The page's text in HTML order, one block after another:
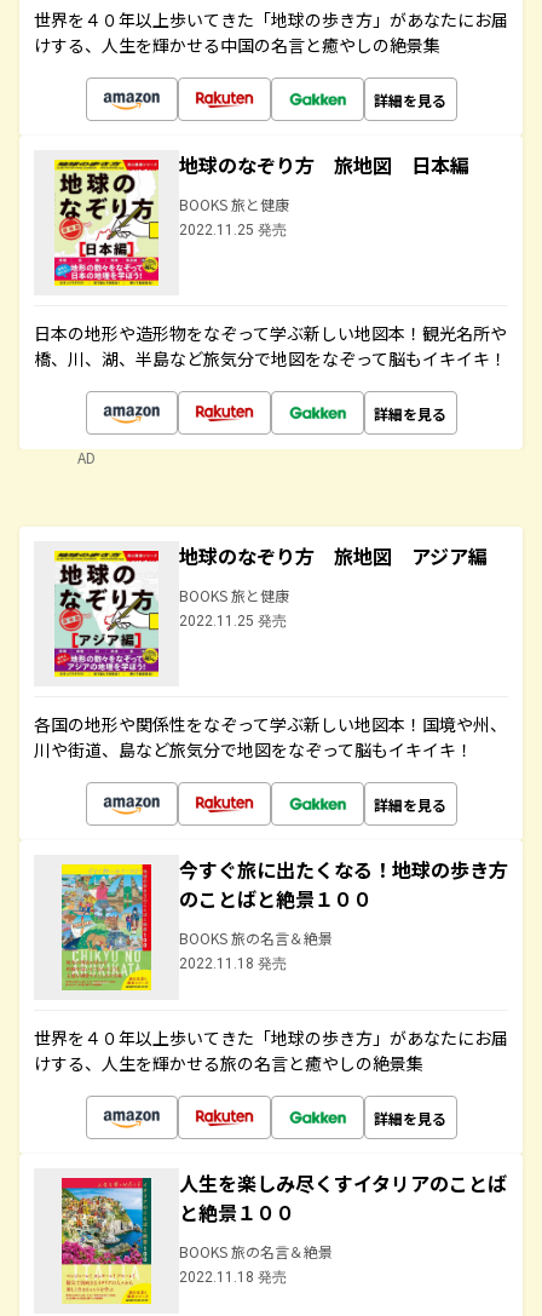
世界を４０年以上歩いてきた「地球の歩き方」があなたにお届
けする、人生を輝かせる中国の名言と癒やしの絶景集
詳細を見る
地球のなぞり方 旅地図 日本編
BOOKS 旅と健康
2022.11.25 発売
日本の地形や造形物をなぞって学ぶ新しい地図本！観光名所や
橋、川、湖、半島など旅気分で地図をなぞって脳もイキイキ！
詳細を見る
AD
地球のなぞり方 旅地図 アジア編
BOOKS 旅と健康
2022.11.25 発売
各国の地形や関係性をなぞって学ぶ新しい地図本！国境や州、
川や街道、島など旅気分で地図をなぞって脳もイキイキ！
詳細を見る
今すぐ旅に出たくなる！地球の歩き方
のことばと絶景１００
BOOKS 旅の名言＆絶景
2022.11.18 発売
世界を４０年以上歩いてきた「地球の歩き方」があなたにお届
けする、人生を輝かせる旅の名言と癒やしの絶景集
詳細を見る
人生を楽しみ尽くすイタリアのことば
と絶景１００
BOOKS 旅の名言＆絶景
2022.11.18 発売